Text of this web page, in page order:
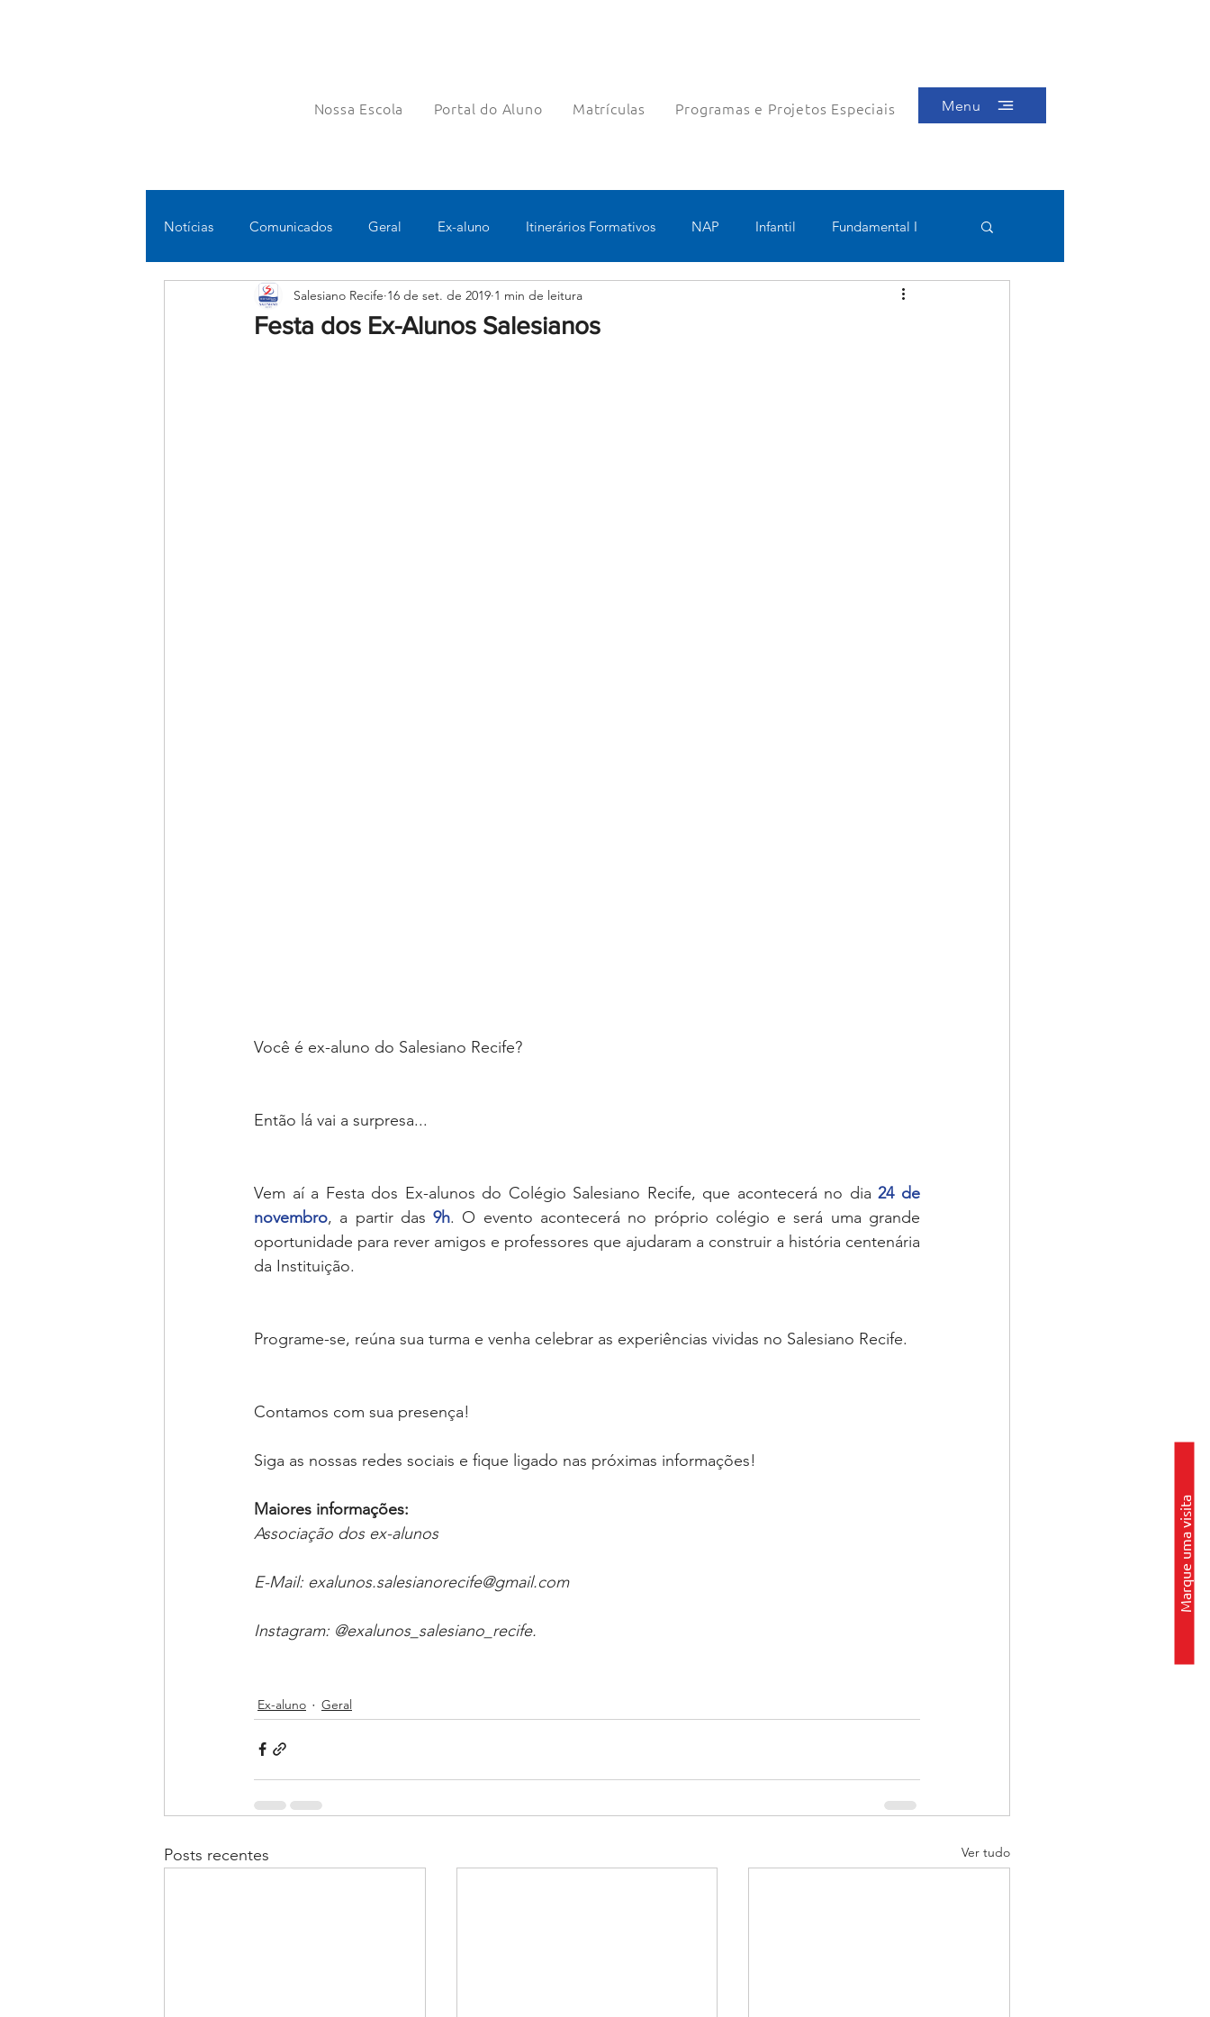
Nossa Escola Portal do Aluno Matrículas Programas e Projetos Especiais Menu
Marque uma visita
Notícias Comunicados Geral Ex-aluno Itinerários Formativos NAP Infantil Fundamental I
Fundamental II Ensino Médio Pastoral Esportes
Festa dos Ex-Alunos Salesianos
Salesiano Recife 16 de set. de 2019 1 min de leitura
Você é ex-aluno do Salesiano Recife?
Então lá vai a surpresa...
Vem aí a Festa dos Ex-alunos do Colégio Salesiano Recife, que acontecerá no dia 24 de
novembro, a partir das 9h. O evento acontecerá no próprio colégio e será uma grande
oportunidade para rever amigos e professores que ajudaram a construir a história centenária
da Instituição.
Programe-se, reúna sua turma e venha celebrar as experiências vividas no Salesiano Recife.
Contamos com sua presença!
Siga as nossas redes sociais e fique ligado nas próximas informações!
Maiores informações:
Associação dos ex-alunos
E-Mail: exalunos.salesianorecife@gmail.com
Instagram: @exalunos_salesiano_recife.
Ex-aluno Geral
Posts recentes Ver tudo